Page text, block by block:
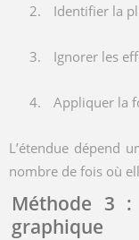
Identifier la
Ignorer les
Appliquer la
L’étendue dépend
nombre de fois où
Méthode 3
graphique